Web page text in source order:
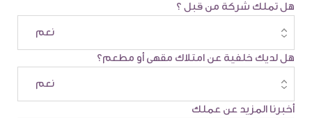
هل تملك شركة من قبل ؟
هل لديك خلفية عن امتلاك مقهى أو مطعم؟
أخبرنا المزيد عن عملك